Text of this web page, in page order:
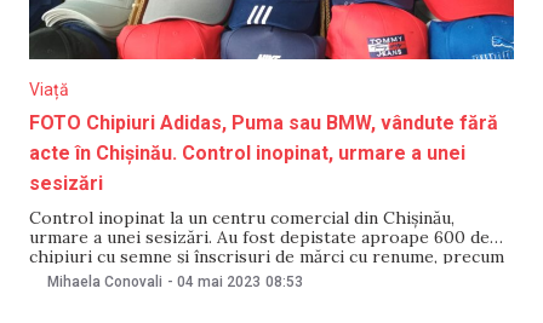
Viață
FOTO Chipiuri Adidas, Puma sau BMW, vândute fără
acte în Chișinău. Control inopinat, urmare a unei
sesizări
Control inopinat la un centru comercial din Chișinău,
urmare a unei sesizări. Au fost depistate aproape 600 de
chipiuri cu semne și înscrisuri de mărci cu renume, precum
„Adidas”, „Puma”, „Fila”, „BMW” și „Mercedes-Benz”. Acestea
Mihaela Conovali - 04 mai 2023 08:53